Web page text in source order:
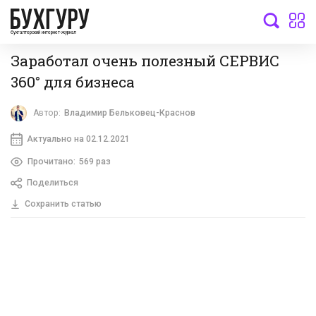
бухгалтерский интернет-журнал
Заработал очень полезный СЕРВИС
360° для бизнеса
Автор: Владимир Бельковец-Краснов
Актуально на 02.12.2021
Прочитано: 569 раз
Поделиться
Сохранить статью